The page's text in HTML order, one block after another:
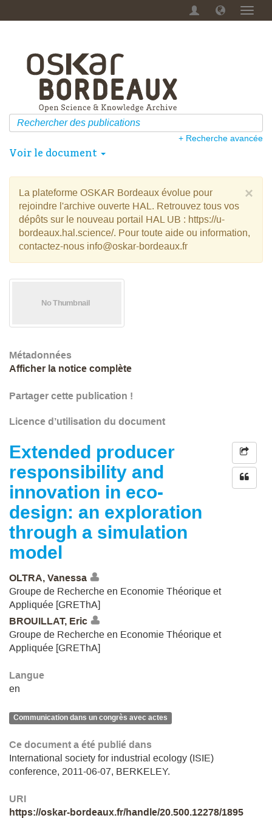
Menu
+ Recherche avancée
Voir le document
×
La plateforme OSKAR Bordeaux évolue pour
rejoindre l'archive ouverte HAL. Retrouvez tous vos
dépôts sur le nouveau portail HAL UB : https://u-
bordeaux.hal.science/. Pour toute aide ou information,
contactez-nous info@oskar-bordeaux.fr
Métadonnées
Afficher la notice complète
Partager cette publication !
Licence d’utilisation du document
Extended producer
responsibility and
innovation in eco-
design: an exploration
through a simulation
model
OLTRA, Vanessa
Groupe de Recherche en Economie Théorique et
Appliquée [GREThA]
BROUILLAT, Eric
Groupe de Recherche en Economie Théorique et
Appliquée [GREThA]
Langue
en
Communication dans un congrès avec actes
Ce document a été publié dans
International society for industrial ecology (ISIE)
conference, 2011-06-07, BERKELEY.
URI
https://oskar-bordeaux.fr/handle/20.500.12278/1895